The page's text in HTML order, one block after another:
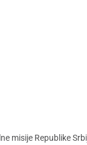
misije Republike